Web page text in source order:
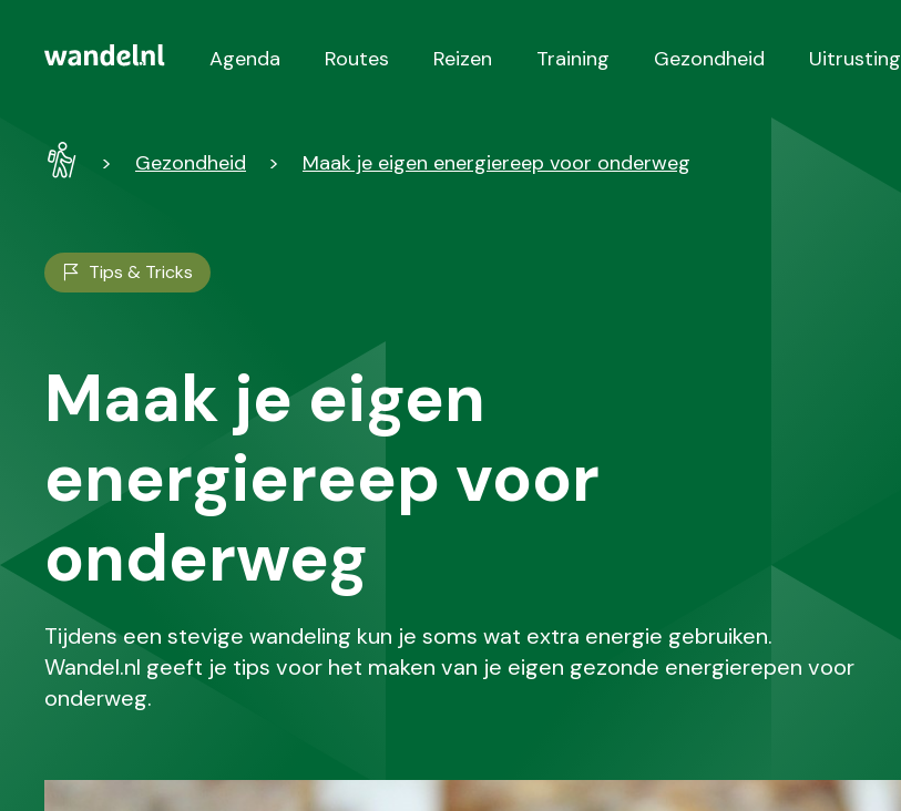
Hoofdnavigatie
Agenda Routes Reizen Training Gezondheid Uitrusting
WandelGezondheid Maak je eigen energiereep voor onderweg
Tips & Tricks
Maak je eigen
energiereep voor
onderweg
Tijdens een stevige wandeling kun je soms wat extra energie gebruiken.
Wandel.nl geeft je tips voor het maken van je eigen gezonde energierepen voor
onderweg.